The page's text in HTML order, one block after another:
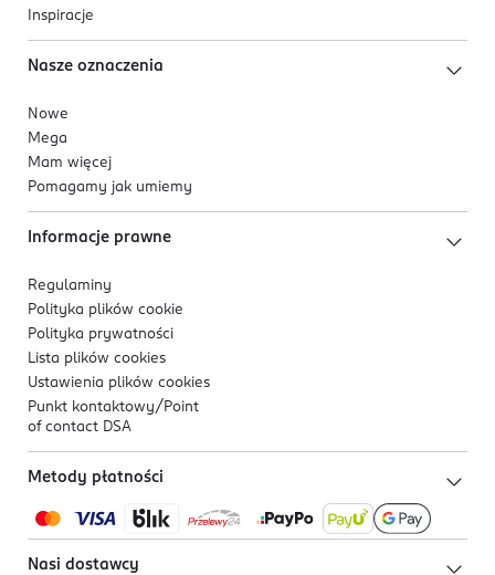
Inspiracje
Nasze oznaczenia
Nowe
Mega
Mam więcej
Pomagamy jak umiemy
Informacje prawne
Regulaminy
Polityka plików cookie
Polityka prywatności
Lista plików cookies
Ustawienia plików cookies
Punkt kontaktowy/ Point
of contact DSA
Metody płatności
Nasi dostawcy